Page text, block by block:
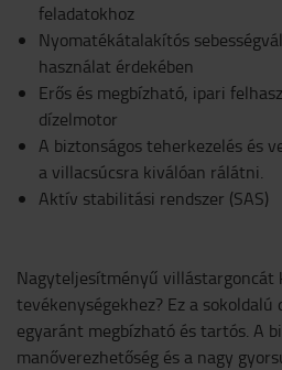
feladatokhoz
Nyomatékátalakítós
használat érdekében
Erős és megbízható, ipari
dízelmotor
A biztonságos teherkezelés és
a villacsúcsra kiválóan rálátni.
Aktív stabilitási rendszer (SAS)
Nagyteljesítményű
tevékenységekhez? Ez a
egyaránt megbízható és tartós. A
manőverezhetőség és a nagy